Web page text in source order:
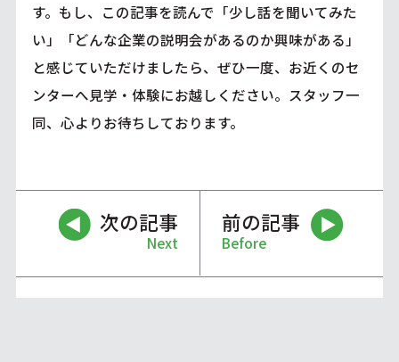
す。もし、この記事を読んで「少し話を聞いてみた
い」「どんな企業の説明会があるのか興味がある」
と感じていただけましたら、ぜひ一度、お近くのセ
ンターへ見学・体験にお越しください。スタッフ一
同、心よりお待ちしております。
次の記事
Next
前の記事
Before